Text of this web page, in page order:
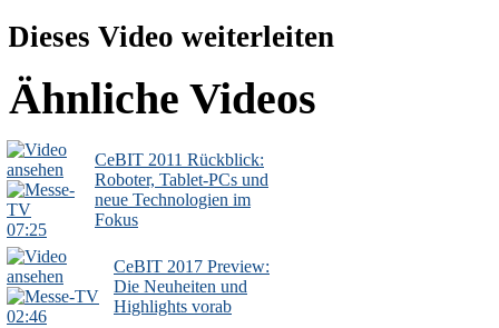
Dieses Video weiterleiten
Ähnliche Videos
07:25
CeBIT 2011 Rückblick:
Roboter, Tablet-PCs und
neue Technologien im
Fokus
02:46
CeBIT 2017 Preview:
Die Neuheiten und
Highlights vorab